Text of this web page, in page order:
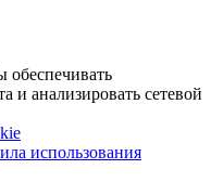
и анализировать сетевой
использования